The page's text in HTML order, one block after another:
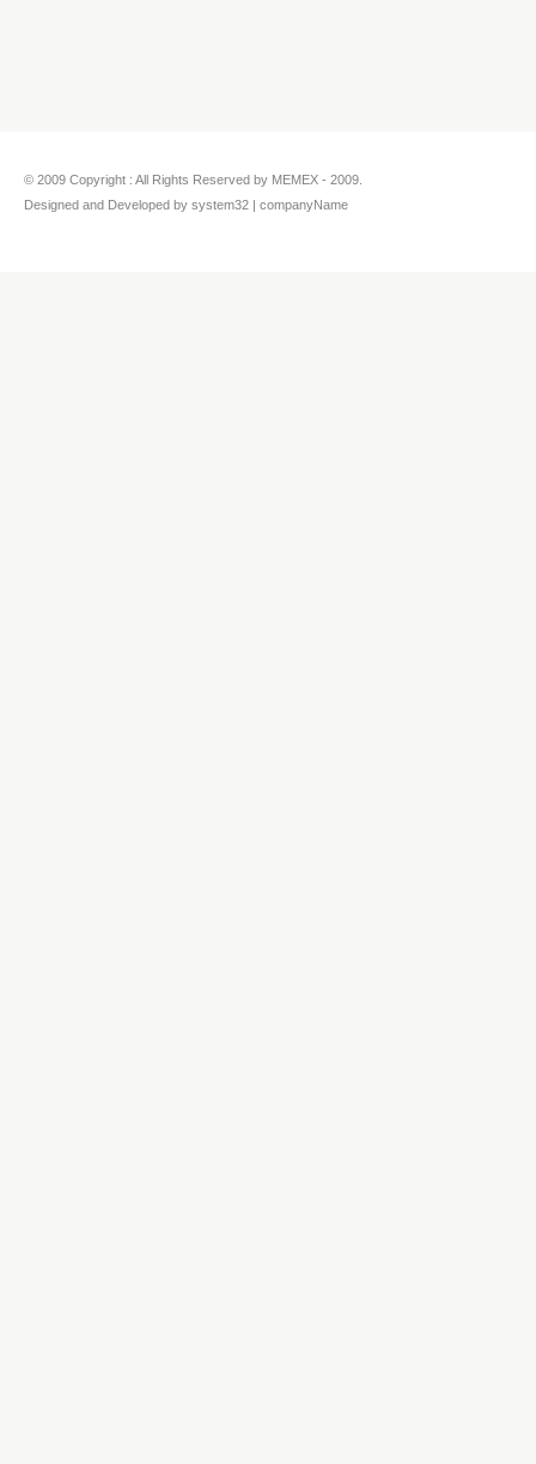
© 2009 Copyright : All Rights Reserved by MEMEX - 2009.
Designed and Developed by system32 | companyName